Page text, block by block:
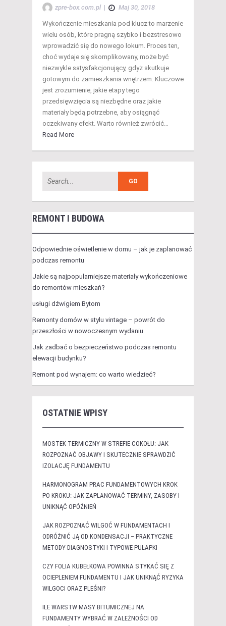
zpre-box.com.pl | Maj 30, 2018
Wykończenie mieszkania pod klucz to marzenie
wielu osób, które pragną szybko i bezstresowo
wprowadzić się do nowego lokum. Proces ten,
choć wydaje się skomplikowany, może być
niezwykle satysfakcjonujący, gdyż skutkuje
gotowym do zamieszkania wnętrzem. Kluczowe
jest zrozumienie, jakie etapy tego
przedsięwzięcia są niezbędne oraz jakie
materiały będą potrzebne, aby osiągnąć
oczekiwany efekt. Warto również zwrócić…
Read More
REMONT I BUDOWA
Odpowiednie oświetlenie w domu – jak je zaplanować
podczas remontu
Jakie są najpopularniejsze materiały wykończeniowe
do remontów mieszkań?
usługi dźwigiem Bytom
Remonty domów w stylu vintage – powrót do
przeszłości w nowoczesnym wydaniu
Jak zadbać o bezpieczeństwo podczas remontu
elewacji budynku?
Remont pod wynajem: co warto wiedzieć?
OSTATNIE WPISY
MOSTEK TERMICZNY W STREFIE COKOŁU: JAK
ROZPOZNAĆ OBJAWY I SKUTECZNIE SPRAWDZIĆ
IZOLACJĘ FUNDAMENTU
HARMONOGRAM PRAC FUNDAMENTOWYCH KROK
PO KROKU: JAK ZAPLANOWAĆ TERMINY, ZASOBY I
UNIKNĄĆ OPÓŹNIEŃ
JAK ROZPOZNAĆ WILGOĆ W FUNDAMENTACH I
ODRÓŻNIĆ JĄ OD KONDENSACJI – PRAKTYCZNE
METODY DIAGNOSTYKI I TYPOWE PUŁAPKI
CZY FOLIA KUBEŁKOWA POWINNA STYKAĆ SIĘ Z
OCIEPLENIEM FUNDAMENTU I JAK UNIKNĄĆ RYZYKA
WILGOCI ORAZ PLEŚNI?
ILE WARSTW MASY BITUMICZNEJ NA
FUNDAMENTY WYBRAĆ W ZALEŻNOŚCI OD